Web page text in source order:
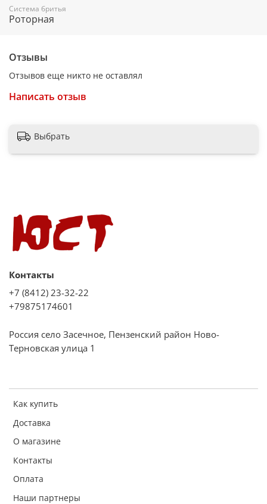
Система бритья
Роторная
Отзывы
Отзывов еще никто не оставлял
Написать отзыв
Выбрать
Как купить
Доставка
О магазине
Контакты
Оплата
Наши партнеры
Контакты
+7 (8412) 23-32-22
+79875174601
Россия село Засечное, Пензенский район Ново-
Терновская улица 1